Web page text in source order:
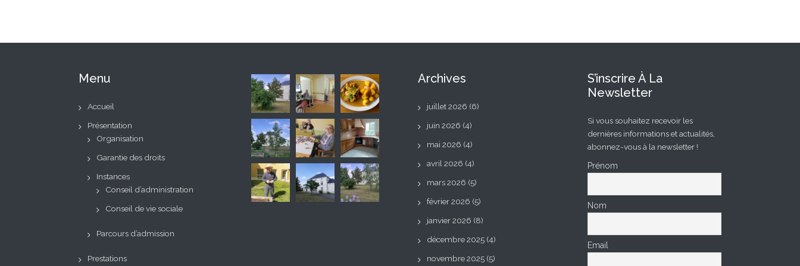
Menu
Accueil
Présentation
Organisation
Garantie des droits
Instances
Conseil d’administration
Conseil de vie sociale
Parcours d’admission
Prestations
Archives
juillet 2026 (6)
juin 2026 (4)
mai 2026 (4)
avril 2026 (4)
mars 2026 (5)
février 2026 (5)
janvier 2026 (8)
décembre 2025 (4)
novembre 2025 (5)
S’inscrire À La
Newsletter
Si vous souhaitez recevoir les
dernières informations et actualités,
abonnez-vous à la newsletter !
Prénom
Nom
Email